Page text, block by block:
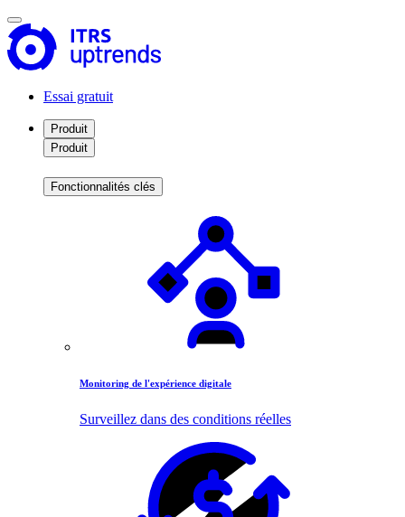
Essai gratuit
Produit
Produit
Fonctionnalités clés
Monitoring de l'expérience digitale
Surveillez dans des conditions réelles